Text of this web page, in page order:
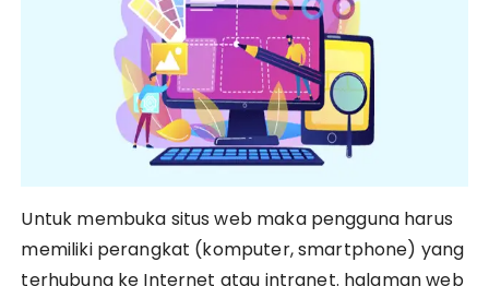
Untuk membuka situs web maka pengguna harus
memiliki perangkat (komputer, smartphone) yang
terhubung ke Internet atau intranet. halaman web